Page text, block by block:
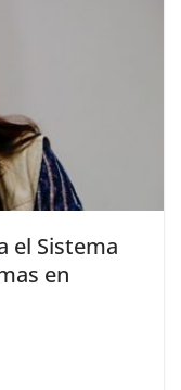
el Sistema
en